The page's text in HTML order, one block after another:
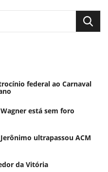
federal ao Carnaval
está sem foro
ultrapassou ACM
da Vitória